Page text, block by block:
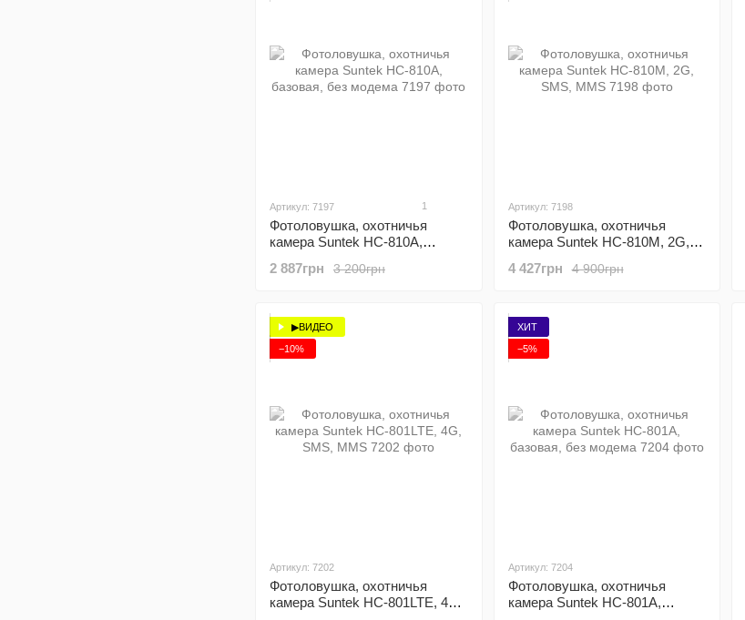
Артикул: 7197 1
Фотоловушка, охотничья
камера Suntek HC-810A,
3 200грн
2 887грн
Артикул: 7198
Фотоловушка, охотничья
камера Suntek HC-810M, 2G,
4 900грн
4 427грн
▶ВИДЕО
−10%
Артикул: 7202
Фотоловушка, охотничья
камера Suntek HC-801LTE, 4G,
ХИТ
−5%
Артикул: 7204
Фотоловушка, охотничья
камера Suntek HC-801A,